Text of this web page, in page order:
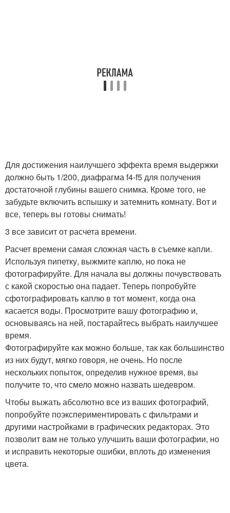
Для достижения наилучшего эффекта время выдержки
должно быть 1/200, диафрагма f4-f5 для получения
достаточной глубины вашего снимка. Кроме того, не
забудьте включить вспышку и затемнить комнату. Вот и
все, теперь вы готовы снимать!
3 все зависит от расчета времени.
Расчет времени самая сложная часть в съемке капли.
Используя пипетку, выжмите каплю, но пока не
фотографируйте. Для начала вы должны почувствовать
с какой скоростью она падает. Теперь попробуйте
сфотографировать каплю в тот момент, когда она
касается воды. Просмотрите вашу фотографию и,
основываясь на ней, постарайтесь выбрать наилучшее
время.
Фотографируйте как можно больше, так как большинство
из них будут, мягко говоря, не очень. Но после
нескольких попыток, определив нужное время, вы
получите то, что смело можно назвать шедевром.
Чтобы выжать абсолютно все из ваших фотографий,
попробуйте поэкспериментировать с фильтрами и
другими настройками в графических редакторах. Это
позволит вам не только улучшить ваши фотографии, но
и исправить некоторые ошибки, вплоть до изменения
цвета.